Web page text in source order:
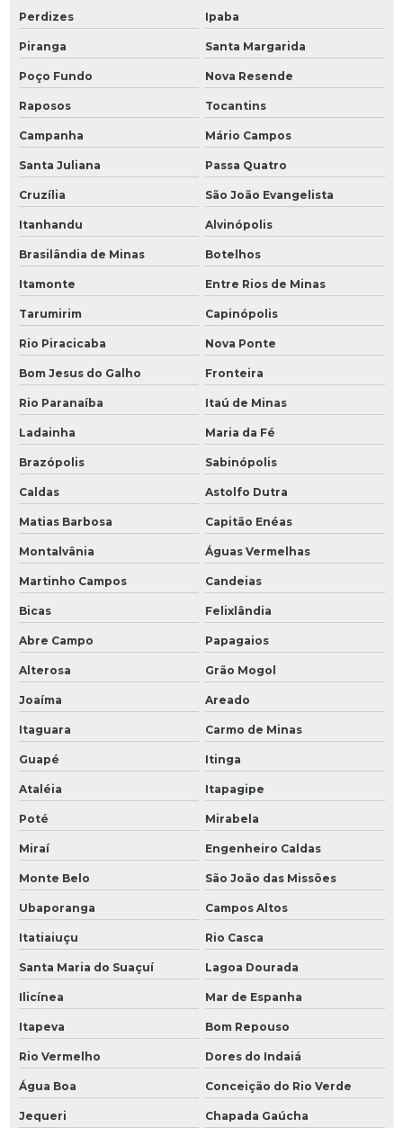
Perdizes Ipaba
Piranga Santa Margarida
Poço Fundo Nova Resende
Raposos Tocantins
Campanha Mário Campos
Santa Juliana Passa Quatro
Cruzília São João Evangelista
Itanhandu Alvinópolis
Brasilândia de Minas Botelhos
Itamonte Entre Rios de Minas
Tarumirim Capinópolis
Rio Piracicaba Nova Ponte
Bom Jesus do Galho Fronteira
Rio Paranaíba Itaú de Minas
Ladainha Maria da Fé
Brazópolis Sabinópolis
Caldas Astolfo Dutra
Matias Barbosa Capitão Enéas
Montalvânia Águas Vermelhas
Martinho Campos Candeias
Bicas Felixlândia
Abre Campo Papagaios
Alterosa Grão Mogol
Joaíma Areado
Itaguara Carmo de Minas
Guapé Itinga
Ataléia Itapagipe
Poté Mirabela
Miraí Engenheiro Caldas
Monte Belo São João das Missões
Ubaporanga Campos Altos
Itatiaiuçu Rio Casca
Santa Maria do Suaçuí Lagoa Dourada
Ilicínea Mar de Espanha
Itapeva Bom Repouso
Rio Vermelho Dores do Indaiá
Água Boa Conceição do Rio Verde
Jequeri Chapada Gaúcha